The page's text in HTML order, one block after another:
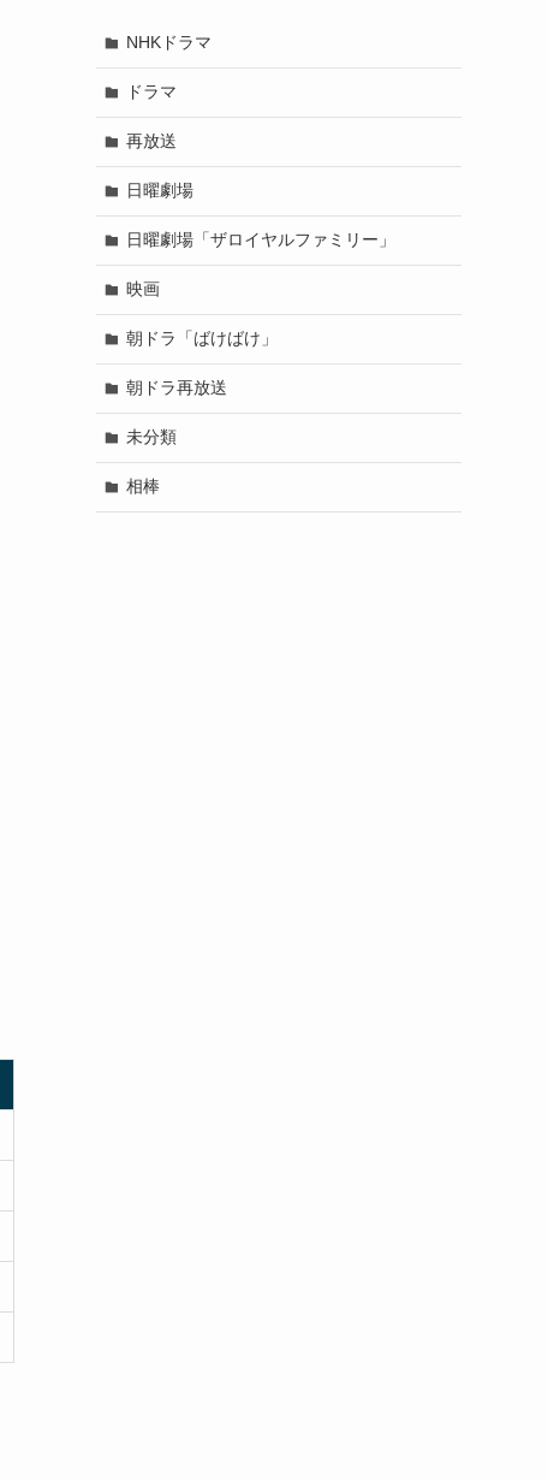
NHKドラマ
ドラマ
再放送
日曜劇場
日曜劇場「ザロイヤルファミリー」
映画
朝ドラ「ばけばけ」
朝ドラ再放送
未分類
相棒